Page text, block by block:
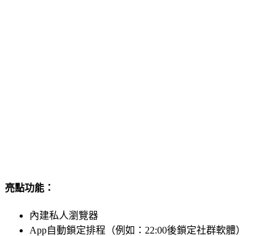
亮點功能：
內建私人瀏覽器
App自動鎖定排程（例如：22:00後鎖定社群軟體）